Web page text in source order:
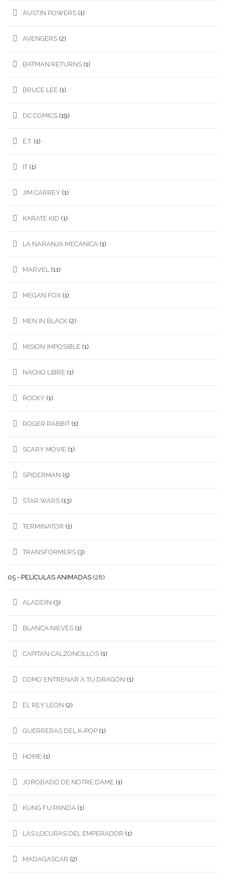
AUSTIN POWERS (1)
AVENGERS (2)
BATMAN RETURNS (1)
BRUCE LEE (1)
DC COMICS (19)
E.T. (1)
IT (1)
JIM CARREY (1)
KARATE KID (1)
LA NARANJA MECANICA (1)
MARVEL (11)
MEGAN FOX (1)
MEN IN BLACK (2)
MISION IMPOSIBLE (1)
NACHO LIBRE (1)
ROCKY (1)
ROGER RABBIT (1)
SCARY MOVIE (1)
SPIDERMAN (5)
STAR WARS (13)
TERMINATOR (1)
TRANSFORMERS (3)
05.- PELÍCULAS ANIMADAS (28)
ALADDÍN (3)
BLANCA NIEVES (1)
CAPITAN CALZONCILLOS (1)
COMO ENTRENAR A TU DRAGÓN (1)
EL REY LEÓN (2)
GUERRERAS DEL K-POP (1)
HOME (1)
JOROBADO DE NOTRE DAME (1)
KUNG FU PANDA (1)
LAS LOCURAS DEL EMPERADOR (1)
MADAGASCAR (2)